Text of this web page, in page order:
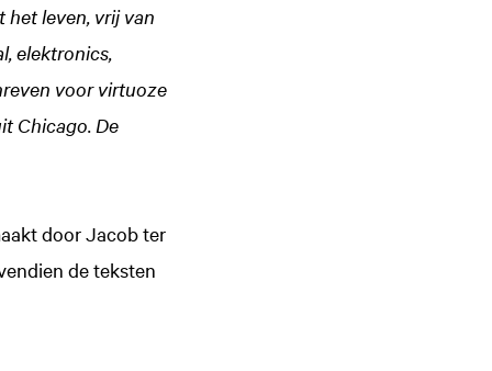
het leven, vrij van
elektronics,
voor virtuoze
Chicago. De
door Jacob ter
de teksten